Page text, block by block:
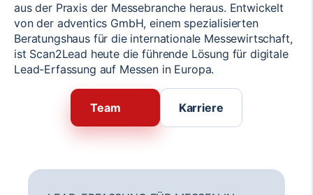
aus der Praxis der Messebranche heraus. Entwickelt
von der adventics GmbH, einem spezialisierten
Beratungshaus für die internationale Messewirtschaft,
ist Scan2Lead heute die führende Lösung für digitale
Lead-Erfassung auf Messen in Europa.
Team Karriere